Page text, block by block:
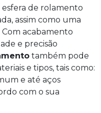
esfera de rolamento
assim como uma
Com acabamento
e precisão
também pode
e tipos, tais como:
e até aços
com o sua